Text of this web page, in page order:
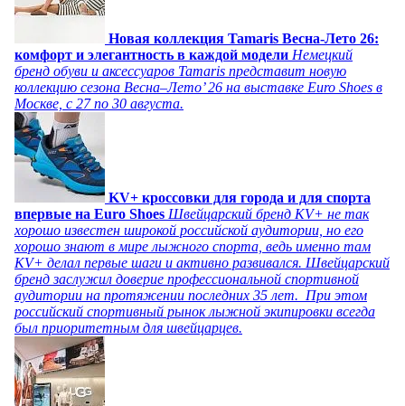
Новая коллекция Tamaris Весна-Лето 26:
комфорт и элегантность в каждой модели Немецкий
бренд обуви и аксессуаров Tamaris представит новую
коллекцию сезона Весна–Лето’ 26 на выставке Euro Shoes в
Москве, с 27 по 30 августа.
KV+ кроссовки для города и для спорта
впервые на Euro Shoes Швейцарский бренд KV+ не так
хорошо известен широкой российской аудитории, но его
хорошо знают в мире лыжного спорта, ведь именно там
KV+ делал первые шаги и активно развивался. Швейцарский
бренд заслужил доверие профессиональной спортивной
аудитории на протяжении последних 35 лет. При этом
российский спортивный рынок лыжной экипировки всегда
был приоритетным для швейцарцев.